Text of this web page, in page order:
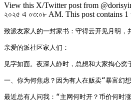
View this X/Twitter post from
২০২৫ এ ০৩:০৮ AM. This post contains 1
致派友家人的一封家书：守得云开见月明
亲爱的派社区家人们：
见字如面。夜深人静时，总想和大家掏心
一、你为何焦虑？因为有人在贩卖“暴富幻
最近总有人问我：“主网何时开？币价何时